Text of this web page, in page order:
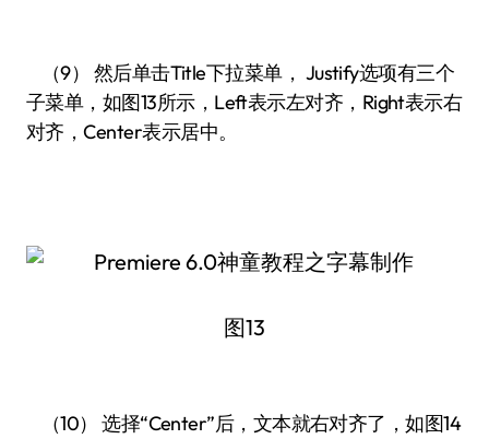
（9） 然后单击Title下拉菜单， Justify选项有三个
子菜单，如图13所示，Left表示左对齐，Right表示右
对齐，Center表示居中。
图13
（10） 选择“Center”后，文本就右对齐了，如图14